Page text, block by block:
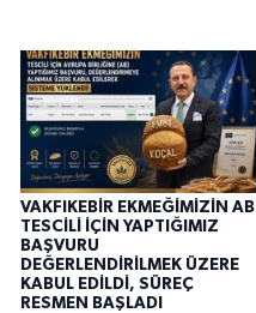
VAKFIKEBİR EKMEĞİMİZİN AB
TESCİLİ İÇİN YAPTIĞIMIZ
BAŞVURU
DEĞERLENDİRİLMEK ÜZERE
KABUL EDİLDİ, SÜREÇ
RESMEN BAŞLADI